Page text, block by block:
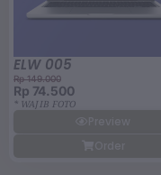
ELW 005
Rp 149.000
Rp 74.500
* WAJIB FOTO